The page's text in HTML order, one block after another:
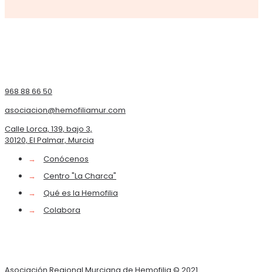
968 88 66 50
asociacion@hemofiliamur.com
Calle Lorca, 139, bajo 3,
30120, El Palmar, Murcia
→
Conócenos
→
Centro "La Charca"
→
Qué es la Hemofilia
→
Colabora